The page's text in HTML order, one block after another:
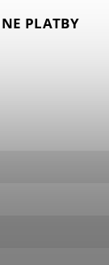
PLATBY